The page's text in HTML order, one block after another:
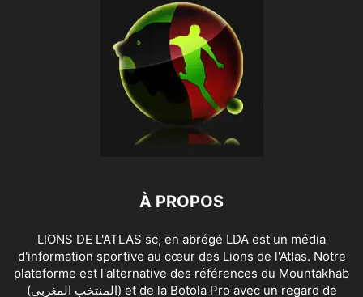
À PROPOS
LIONS DE L'ATLAS sc, en abrégé LDA est un média
d'information sportive au cœur des Lions de l'Atlas. Notre
plateforme est l'alternative des références du Mountakhab
(المنتخب المغربي) et de la Botola Pro avec un regard de